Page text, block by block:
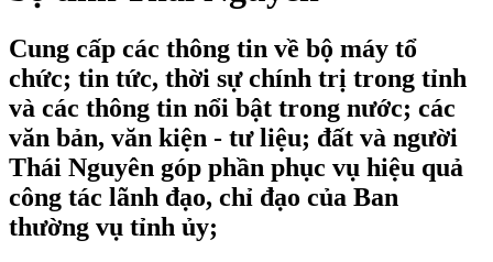
Cung cấp các thông tin về bộ máy tổ
chức; tin tức, thời sự chính trị trong tỉnh
và các thông tin nổi bật trong nước; các
văn bản, văn kiện - tư liệu; đất và người
Thái Nguyên góp phần phục vụ hiệu quả
công tác lãnh đạo, chỉ đạo của Ban
thường vụ tỉnh ủy;